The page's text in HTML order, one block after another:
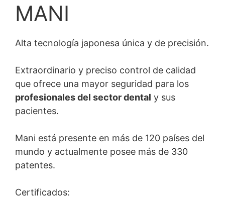
MANI
Alta tecnología japonesa única y de precisión.
Extraordinario y preciso control de calidad
que ofrece una mayor seguridad para los
profesionales del sector dental y sus
pacientes.
Mani está presente en más de 120 países del
mundo y actualmente posee más de 330
patentes.
Certificados: